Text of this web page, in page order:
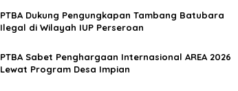
PTBA Dukung Pengungkapan Tambang Batubara
Ilegal di Wilayah IUP Perseroan
PTBA Sabet Penghargaan Internasional AREA 2026
Lewat Program Desa Impian